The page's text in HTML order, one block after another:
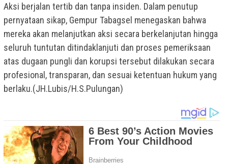
Aksi berjalan tertib dan tanpa insiden. Dalam penutup
pernyataan sikap, Gempur Tabagsel menegaskan bahwa
mereka akan melanjutkan aksi secara berkelanjutan hingga
seluruh tuntutan ditindaklanjuti dan proses pemeriksaan
atas dugaan pungli dan korupsi tersebut dilakukan secara
profesional, transparan, dan sesuai ketentuan hukum yang
berlaku.(JH.Lubis/H.S.Pulungan)